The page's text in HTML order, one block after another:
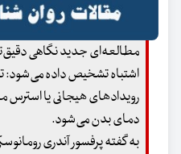
مطالعه‌ای جدید نگاهی
اشتباه تشخیص داده می‌شود: تب
رویدادهای هیجانی یا استرس
دمای بدن می‌شود.
به گفته پرفسور آندری